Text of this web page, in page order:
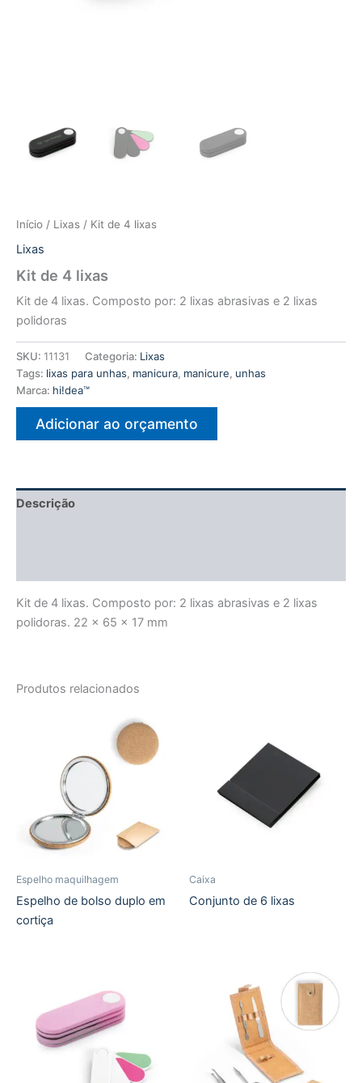
Início / Lixas / Kit de 4 lixas
Lixas
Kit de 4 lixas
Kit de 4 lixas. Composto por: 2 lixas abrasivas e 2 lixas
polidoras
SKU: 11131 Categoria: Lixas
Tags: lixas para unhas, manicura, manicure, unhas
Marca: hi!dea™
Adicionar ao orçamento
Descrição
Kit de 4 lixas. Composto por: 2 lixas abrasivas e 2 lixas
polidoras. 22 x 65 x 17 mm
Produtos relacionados
Espelho maquilhagem
Espelho de bolso duplo em
cortiça
Caixa
Conjunto de 6 lixas